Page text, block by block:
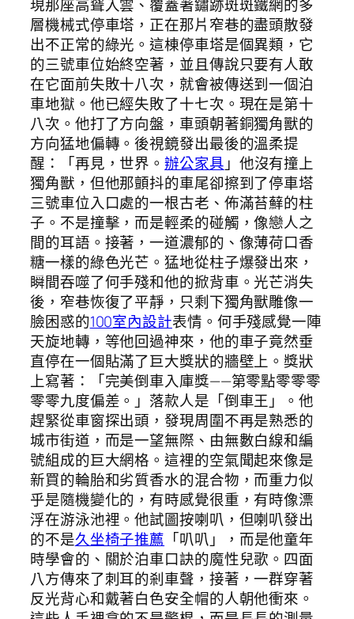
現那座高聳入雲、覆蓋著鏽跡斑斑鐵網的多
層機械式停車塔，正在那片窄巷的盡頭散發
出不正常的綠光。這棟停車塔是個異類，它
的三號車位始終空著，並且傳說只要有人敢
在它面前失敗十八次，就會被傳送到一個泊
車地獄。他已經失敗了十七次。現在是第十
八次。他打了方向盤，車頭朝著銅獨角獸的
方向猛地偏轉。後視鏡發出最後的溫柔提
醒：「再見，世界。辦公家具 」他沒有撞上
獨角獸，但他那顫抖的車尾卻擦到了停車塔
三號車位入口處的一根古老、佈滿苔蘚的柱
子。不是撞擊，而是輕柔的碰觸，像戀人之
間的耳語。接著，一道濃郁的、像薄荷口香
糖一樣的綠色光芒。猛地從柱子爆發出來，
瞬間吞噬了何手殘和他的掀背車。光芒消失
後，窄巷恢復了平靜，只剩下獨角獸雕像一
臉困惑的100室內設計表情。何手殘感覺一陣
天旋地轉，等他回過神來，他的車子竟然垂
直停在一個貼滿了巨大獎狀的牆壁上。獎狀
上寫著：「完美倒車入庫獎——第零點零零零
零零九度偏差。」落款人是「倒車王」。他
趕緊從車窗探出頭，發現周圍不再是熟悉的
城市街道，而是一望無際、由無數白線和編
號組成的巨大網格。這裡的空氣聞起來像是
新買的輪胎和劣質香水的混合物，而重力似
乎是隨機變化的，有時感覺很重，有時像漂
浮在游泳池裡。他試圖按喇叭，但喇叭發出
的不是久坐椅子推薦 「叭叭」，而是他童年
時學會的、關於泊車口訣的魔性兒歌。四面
八方傳來了刺耳的剎車聲，接著，一群穿著
反光背心和戴著白色安全帽的人朝他衝來。